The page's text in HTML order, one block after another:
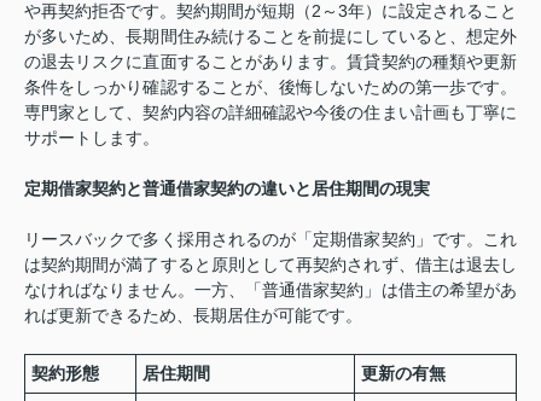
や再契約拒否です。契約期間が短期（2～3年）に設定されること
が多いため、長期間住み続けることを前提にしていると、想定外
の退去リスクに直面することがあります。賃貸契約の種類や更新
条件をしっかり確認することが、後悔しないための第一歩です。
専門家として、契約内容の詳細確認や今後の住まい計画も丁寧に
サポートします。
定期借家契約と普通借家契約の違いと居住期間の現実
リースバックで多く採用されるのが「定期借家契約」です。これ
は契約期間が満了すると原則として再契約されず、借主は退去し
なければなりません。一方、「普通借家契約」は借主の希望があ
れば更新できるため、長期居住が可能です。
契約形態 居住期間
更新の有無